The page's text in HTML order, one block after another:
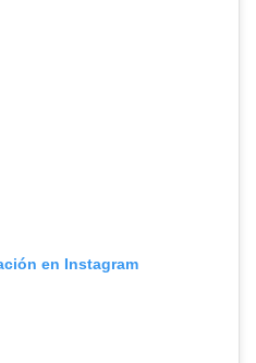
en Instagram